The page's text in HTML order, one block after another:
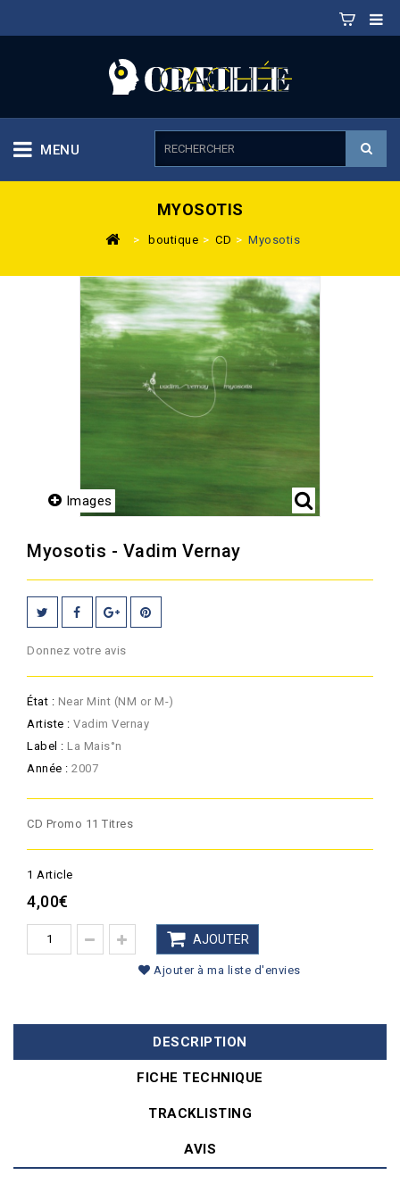
MENU
MYOSOTIS
> boutique > CD > Myosotis
Images
Myosotis - Vadim Vernay
Donnez votre avis
État : Near Mint (NM or M-)
Artiste : Vadim Vernay
Label : La Mais°n
Année : 2007
CD Promo 11 Titres
1 Article
4,00€
AJOUTER
Ajouter à ma liste d'envies
DESCRIPTION
FICHE TECHNIQUE
TRACKLISTING
AVIS